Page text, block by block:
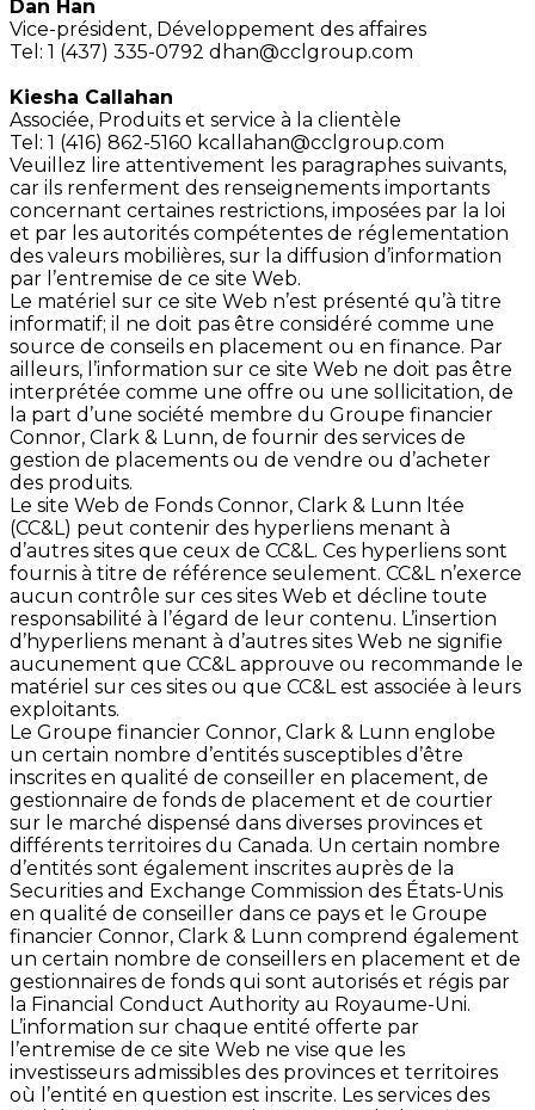
Dan Han
Vice-président, Développement des affaires
Tel: 1 (437) 335-0792 dhan@cclgroup.com
Kiesha Callahan
Associée, Produits et service à la clientèle
Tel: 1 (416) 862-5160 kcallahan@cclgroup.com
Veuillez lire attentivement les paragraphes suivants,
car ils renferment des renseignements importants
concernant certaines restrictions, imposées par la loi
et par les autorités compétentes de réglementation
des valeurs mobilières, sur la diffusion d’information
par l’entremise de ce site Web.
Le matériel sur ce site Web n’est présenté qu’à titre
informatif; il ne doit pas être considéré comme une
source de conseils en placement ou en finance. Par
ailleurs, l’information sur ce site Web ne doit pas être
interprétée comme une offre ou une sollicitation, de
la part d’une société membre du Groupe financier
Connor, Clark & Lunn, de fournir des services de
gestion de placements ou de vendre ou d’acheter
des produits.
Le site Web de Fonds Connor, Clark & Lunn ltée
(CC&L) peut contenir des hyperliens menant à
d’autres sites que ceux de CC&L. Ces hyperliens sont
fournis à titre de référence seulement. CC&L n’exerce
aucun contrôle sur ces sites Web et décline toute
responsabilité à l’égard de leur contenu. L’insertion
d’hyperliens menant à d’autres sites Web ne signifie
aucunement que CC&L approuve ou recommande le
matériel sur ces sites ou que CC&L est associée à leurs
exploitants.
Le Groupe financier Connor, Clark & Lunn englobe
un certain nombre d’entités susceptibles d’être
inscrites en qualité de conseiller en placement, de
gestionnaire de fonds de placement et de courtier
sur le marché dispensé dans diverses provinces et
différents territoires du Canada. Un certain nombre
d’entités sont également inscrites auprès de la
Securities and Exchange Commission des États-Unis
en qualité de conseiller dans ce pays et le Groupe
financier Connor, Clark & Lunn comprend également
un certain nombre de conseillers en placement et de
gestionnaires de fonds qui sont autorisés et régis par
la Financial Conduct Authority au Royaume-Uni.
L’information sur chaque entité offerte par
l’entremise de ce site Web ne vise que les
investisseurs admissibles des provinces et territoires
où l’entité en question est inscrite. Les services des